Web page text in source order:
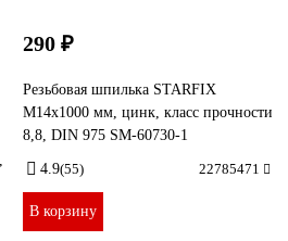
290 ₽
Резьбовая шпилька STARFIX
М14x1000 мм, цинк, класс прочности
8,8, DIN 975 SM-60730-1
4.9(55) 22785471
В корзину